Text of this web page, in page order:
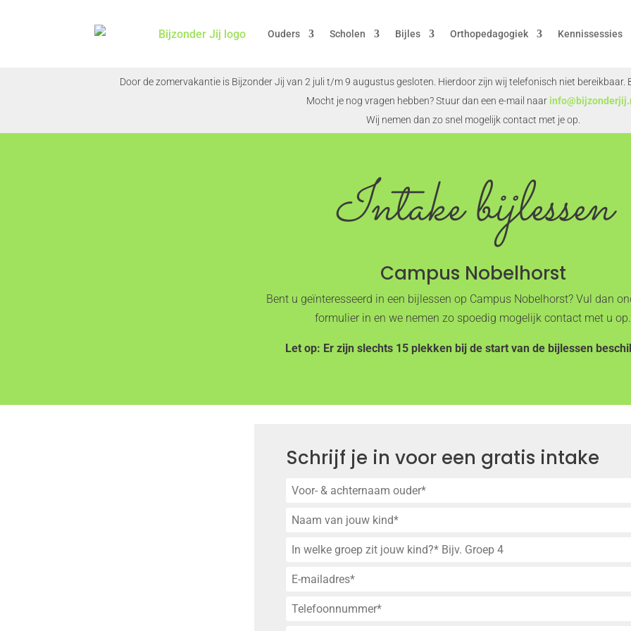
Ouders Scholen Bijles Orthopedagogiek Kennissessies
Door de zomervakantie is Bijzonder Jij van 2 juli t/m 9 augustus gesloten. Hierdoor zijn wij telefonisch niet
Mocht je nog vragen hebben? Stuur dan een e-mail naar
Wij nemen dan zo snel mogelijk contact met je op.
Intake bijlessen
Campus Nobelhorst
Bent u geïnteresseerd in een bijlessen op Campus Nobelhorst? Vul dan
formulier in en we nemen zo spoedig mogelijk contact met u op.
Let op: Er zijn slechts 15 plekken bij de start van de bijlessen
Schrijf je in voor een gratis intake